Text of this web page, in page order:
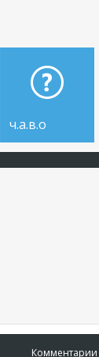
ч.а.в.о
Комментарии